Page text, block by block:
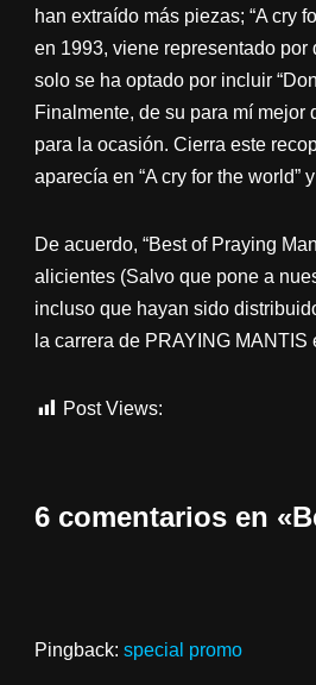
han extraído más piezas; “A cry
en 1993, viene representado por
solo se ha optado por incluir
Finalmente, de su para mí mejor
para la ocasión. Cierra este
aparecía en “A cry for the world”
De acuerdo, “Best of Praying
alicientes (Salvo que pone a
incluso que hayan sido
la carrera de PRAYING
Post Views:
6 comentarios en
Pingback: special promo